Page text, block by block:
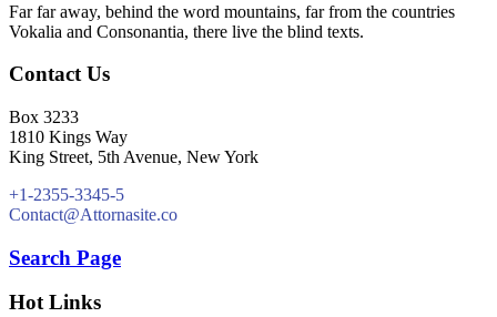
Far far away, behind the word mountains, far from the countries
Vokalia and Consonantia, there live the blind texts.
Contact Us
Box 3233
1810 Kings Way
King Street, 5th Avenue, New York
+1-2355-3345-5
Contact@Attornasite.co
Search Page
Hot Links